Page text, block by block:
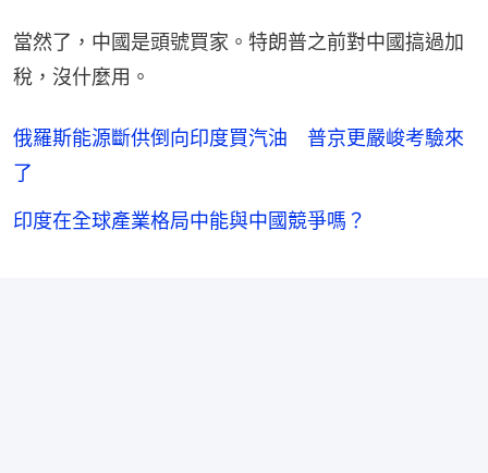
當然了，中國是頭號買家。特朗普之前對中國搞過加
稅，沒什麼用。
俄羅斯能源斷供倒向印度買汽油 普京更嚴峻考驗來
了
印度在全球產業格局中能與中國競爭嗎？